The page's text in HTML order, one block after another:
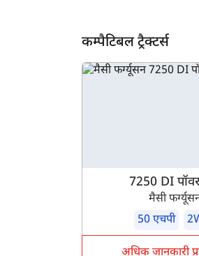
कम्पैटिबल ट्रैक्टर्स
7250 DI
मैसी
50 एचपी
अधिक जानकारी